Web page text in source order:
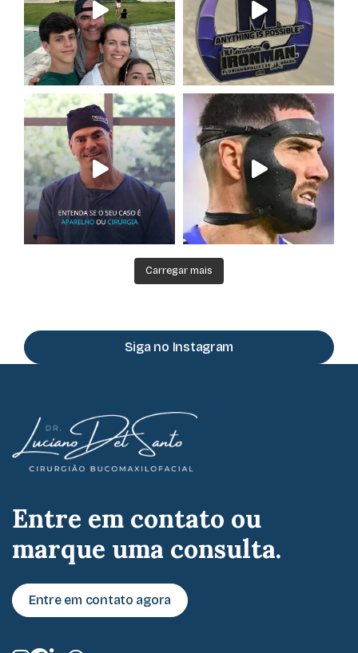
Carregar mais
Siga no Instagram
Entre em contato ou
marque uma consulta.
Entre em contato agora